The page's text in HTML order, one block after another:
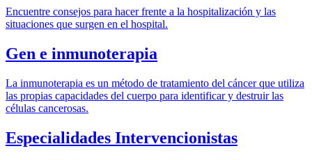
Encuentre consejos para hacer frente a la hospitalización y las
situaciones que surgen en el hospital.
Gen e inmunoterapia
La inmunoterapia es un método de tratamiento del cáncer que utiliza
las propias capacidades del cuerpo para identificar y destruir las
células cancerosas.
Especialidades Intervencionistas